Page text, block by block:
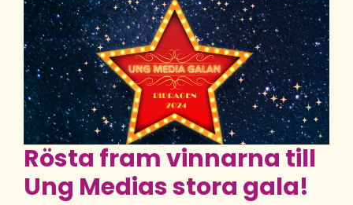
Rösta fram vinnarna till
Ung Medias stora gala!